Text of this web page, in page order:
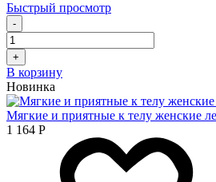
Быстрый просмотр
-
+
В корзину
Новинка
Мягкие и приятные к телу женские
1 164 Р